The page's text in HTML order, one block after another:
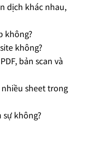
dịch khác nhau,
không?
không?
bản scan và
sheet trong
không?